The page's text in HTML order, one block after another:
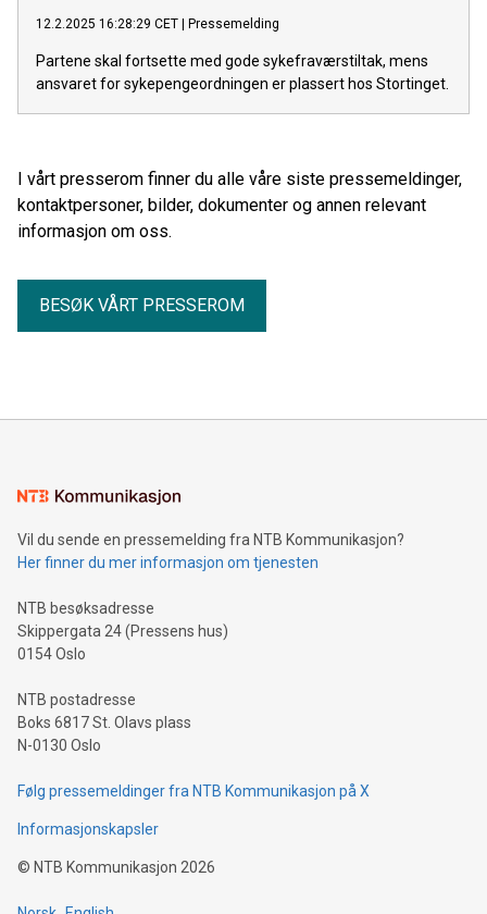
12.2.2025 16:28:29 CET Pressemelding
Partene skal fortsette med gode sykefraværstiltak, mens
ansvaret for sykepengeordningen er plassert hos Stortinget.
I vårt presserom finner du alle våre siste pressemeldinger,
kontaktpersoner, bilder, dokumenter og annen relevant
informasjon om oss.
BESØK VÅRT PRESSEROM
Vil du sende en pressemelding fra NTB Kommunikasjon?
Her finner du mer informasjon om tjenesten
NTB besøksadresse
Skippergata 24 (Pressens hus)
0154 Oslo
NTB postadresse
Boks 6817 St. Olavs plass
N-0130 Oslo
Følg pressemeldinger fra NTB Kommunikasjon på X
Informasjonskapsler
© NTB Kommunikasjon 2026